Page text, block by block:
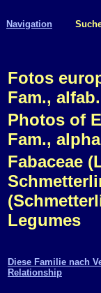
Navigation
Fotos
Fam.,
Photos of
Fam.,
Fabaceae
Legumes
Diese Familie nach
Relationship